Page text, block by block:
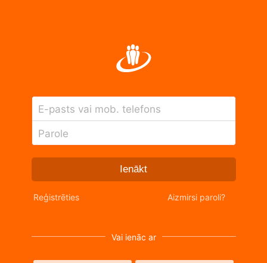
E-pasts vai mob. telefons
Parole
Ienākt
Reģistrēties Aizmirsi paroli?
Vai ienāc ar